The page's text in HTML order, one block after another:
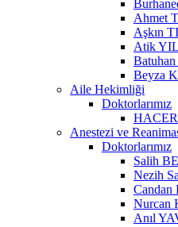
Ahmet
Aşkın
Atik
Beyza
Aile Hekimliği
Doktorlarımız
Anestezi ve
Doktorlarımız
Salih
Nezih
Candan
Nurcan
Anıl